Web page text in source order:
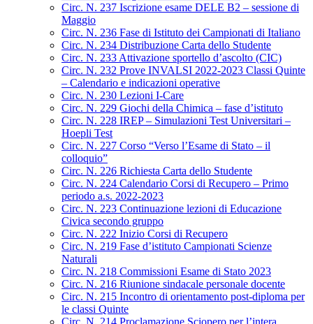
Circ. N. 237 Iscrizione esame DELE B2 – sessione di
Maggio
Circ. N. 236 Fase di Istituto dei Campionati di Italiano
Circ. N. 234 Distribuzione Carta dello Studente
Circ. N. 233 Attivazione sportello d’ascolto (CIC)
Circ. N. 232 Prove INVALSI 2022-2023 Classi Quinte
– Calendario e indicazioni operative
Circ. N. 230 Lezioni I-Care
Circ. N. 229 Giochi della Chimica – fase d’istituto
Circ. N. 228 IREP – Simulazioni Test Universitari –
Hoepli Test
Circ. N. 227 Corso “Verso l’Esame di Stato – il
colloquio”
Circ. N. 226 Richiesta Carta dello Studente
Circ. N. 224 Calendario Corsi di Recupero – Primo
periodo a.s. 2022-2023
Circ. N. 223 Continuazione lezioni di Educazione
Civica secondo gruppo
Circ. N. 222 Inizio Corsi di Recupero
Circ. N. 219 Fase d’istituto Campionati Scienze
Naturali
Circ. N. 218 Commissioni Esame di Stato 2023
Circ. N. 216 Riunione sindacale personale docente
Circ. N. 215 Incontro di orientamento post-diploma per
le classi Quinte